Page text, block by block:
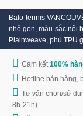
Balo tennis
nhỏ gọn, màu sắc nổi
Plainweave, phủ TPU
Cam kết100%
Hotline bán hàng,
Tư vấn chọn/sử
8h-21h)